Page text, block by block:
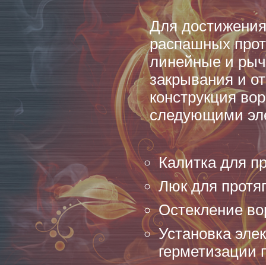
Для
распашных
линейные и
закрывания и
конструкция
следующими
Калитка для
Люк для
Остекление
Установка
герметизации